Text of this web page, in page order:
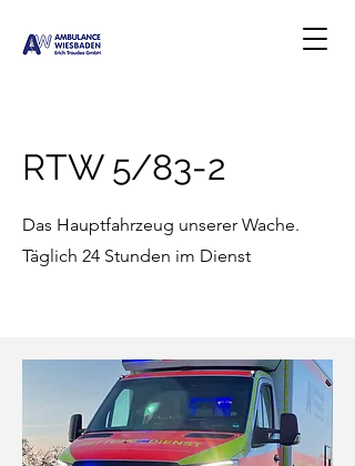
RTW 5/83-2
Das Hauptfahrzeug unserer Wache.
Täglich 24 Stunden im Dienst